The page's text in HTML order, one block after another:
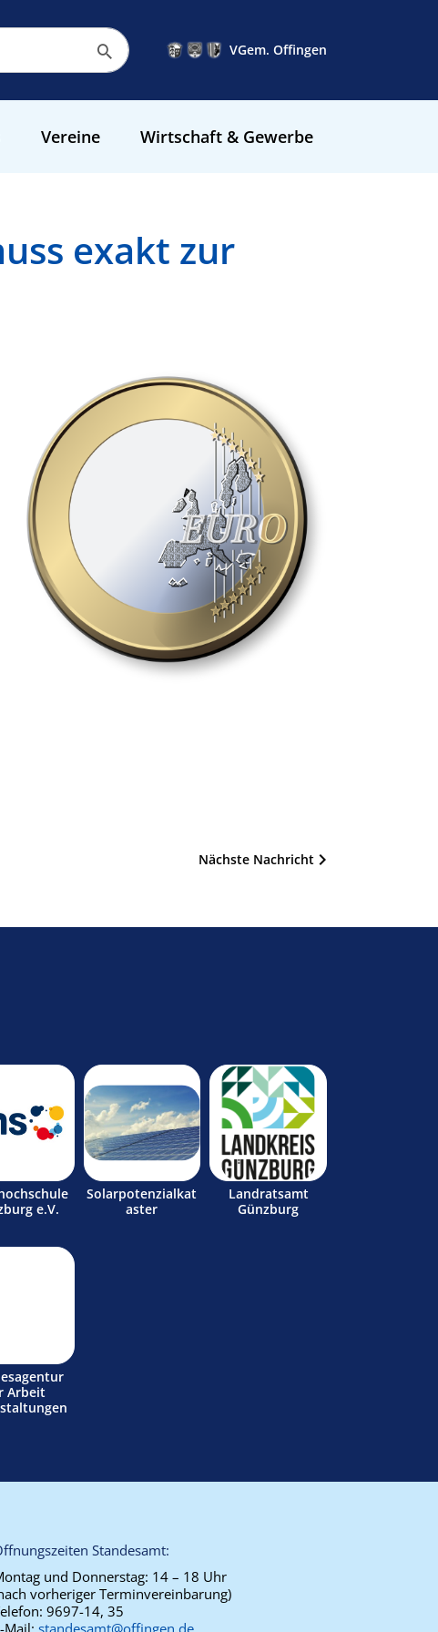
VGem. Offingen
Vereine Wirtschaft & Gewerbe
exakt zur
Nächste Nachricht
e.V.
Solarpotenzialkat
aster
Landratsamt
Günzburg
Arbeit
Standesamt:
und Donnerstag: 14 – 18 Uhr
vorheriger Terminvereinbarung)
9697-14, 35
Mail:standesamt@offingen.de